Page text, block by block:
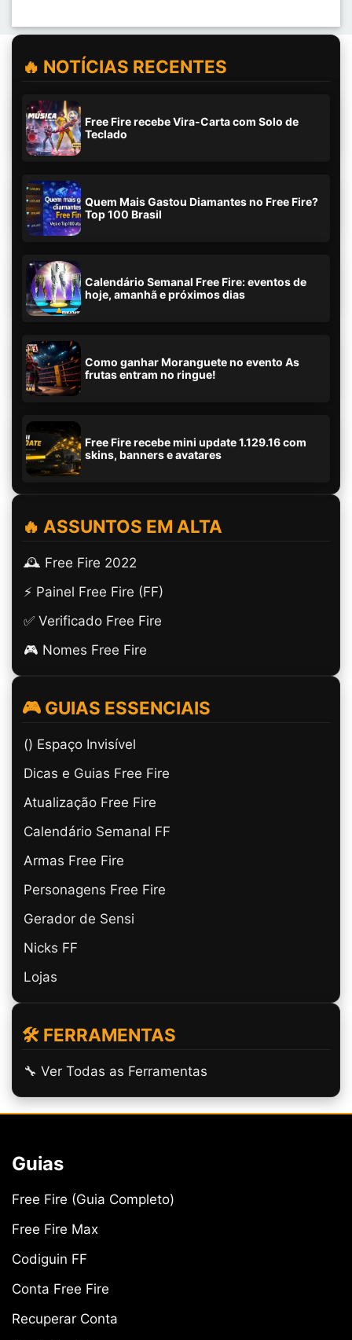
🔥 NOTÍCIAS RECENTES
Free Fire recebe Vira-Carta com Solo de
Teclado
Quem Mais Gastou Diamantes no Free Fire?
Top 100 Brasil
Calendário Semanal Free Fire: eventos de
hoje, amanhã e próximos dias
Como ganhar Moranguete no evento As
frutas entram no ringue!
Free Fire recebe mini update 1.129.16 com
skins, banners e avatares
🔥 ASSUNTOS EM ALTA
🕰️ Free Fire 2022
⚡ Painel Free Fire (FF)
✅ Verificado Free Fire
🎮 Nomes Free Fire
🎮 GUIAS ESSENCIAIS
(ㅤ) Espaço Invisível
Dicas e Guias Free Fire
Atualização Free Fire
Calendário Semanal FF
Armas Free Fire
Personagens Free Fire
Gerador de Sensi
Nicks FF
Lojas
🛠️ FERRAMENTAS
🔧 Ver Todas as Ferramentas
Guias
Free Fire (Guia Completo)
Free Fire Max
Codiguin FF
Conta Free Fire
Recuperar Conta